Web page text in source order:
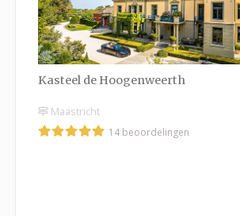
Kasteel de Hoogenweerth
Maastricht
14 beoordelingen